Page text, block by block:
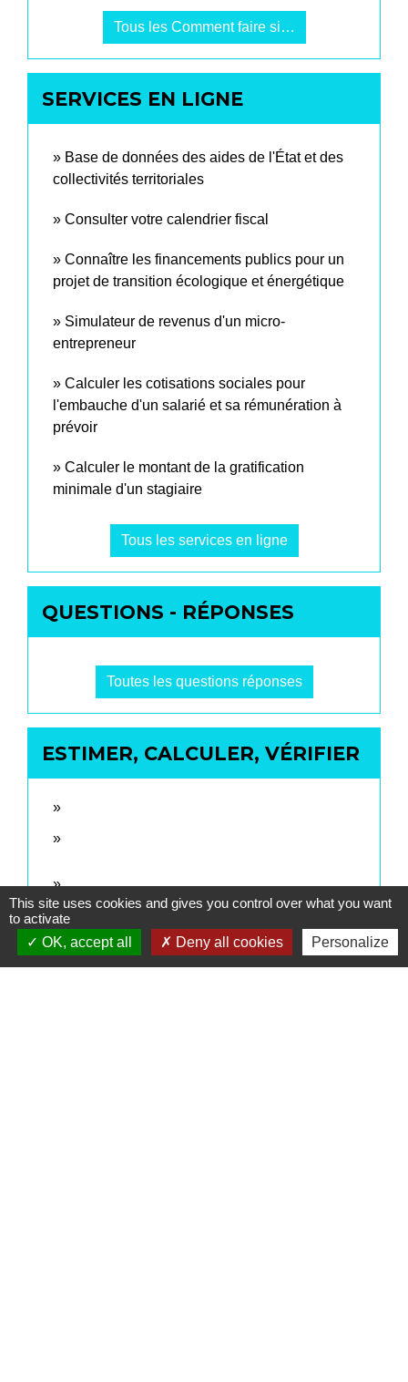
Tous les Comment faire si…
SERVICES EN LIGNE
Base de données des aides de l'État et des
collectivités territoriales
Consulter votre calendrier fiscal
Connaître les financements publics pour un
projet de transition écologique et énergétique
Simulateur de revenus d'un micro-
entrepreneur
Calculer les cotisations sociales pour
l'embauche d'un salarié et sa rémunération à
prévoir
Calculer le montant de la gratification
minimale d'un stagiaire
Tous les services en ligne
QUESTIONS - RÉPONSES
Toutes les questions réponses
ESTIMER, CALCULER, VÉRIFIER
This site uses cookies and gives you control over what you want
to activate
OK, accept all
Deny all cookies Personalize